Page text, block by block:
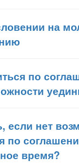
на
по
если нет
по
время?